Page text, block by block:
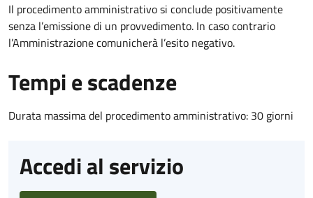
Il procedimento amministrativo si conclude positivamente
senza l’emissione di un provvedimento. In caso contrario
l’Amministrazione comunicherà l’esito negativo.
Tempi e scadenze
Durata massima del procedimento amministrativo: 30 giorni
Accedi al servizio